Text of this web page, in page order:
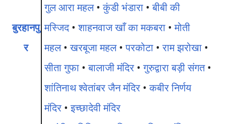
बुरहानपु
र
गुल आरा महल•कुंडी भंडारा •बीबी की
मस्जिद•शाहनवाज खाँ का मकबरा •मोती
महल•खरबूजा महल•परकोटा •राम झरोखा •
सीता गुफा •बालाजी मंदिर •गुरुद्वारा बड़ी संगत•
शांतिनाथ श्वेतांबर जैन मंदिर •कबीर निर्णय
मंदिर •इच्छादेवी मंदिर